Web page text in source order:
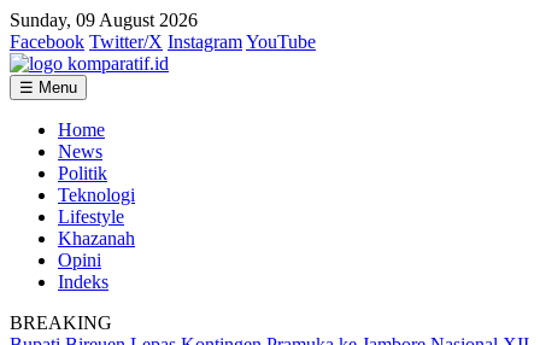
Sunday, 09 August 2026
Facebook Twitter/X InstagramYouTube
☰ Menu
Home
News
Politik
Teknologi
Lifestyle
Khazanah
Opini
Indeks
BREAKING